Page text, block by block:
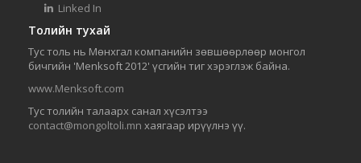
Linked In
Толийн тухай
Тус толь нь Мөнхгал компанийн зөвшөөрлөөр монгол
бичгийн 'Menksoft 2012' үсгийн тиг хэрэглэж байна.
www.Menksoft.com
Тус толийн талаарх санал хүсэлтээ
contact@mongoltoli.mn хаягаар ирүүлнэ үү.